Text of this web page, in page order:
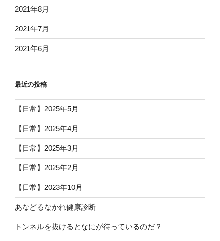
2021年8月
2021年7月
2021年6月
最近の投稿
【日常】2025年5月
【日常】2025年4月
【日常】2025年3月
【日常】2025年2月
【日常】2023年10月
あなどるなかれ健康診断
トンネルを抜けるとなにが待っているのだ？